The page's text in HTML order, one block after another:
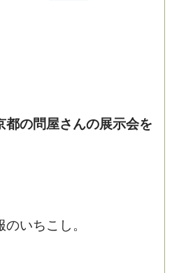
都の問屋さんの展示会を
いちこし。